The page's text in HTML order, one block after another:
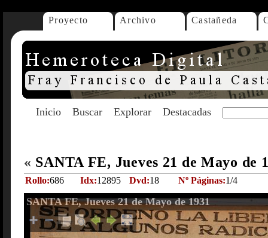
Proyecto Archivo Castañeda
Inicio Buscar Explorar Destacadas
« SANTA FE, Jueves 21 de Mayo de
Rollo:686 Idx:12895 Dvd:18 Nº Páginas:1/4
SANTA FE, Jueves 21 de Mayo de 1931